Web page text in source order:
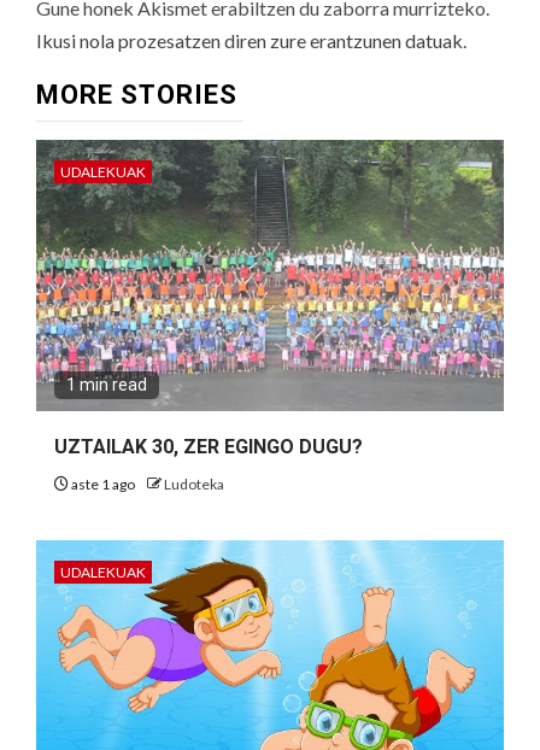
Gune honek Akismet erabiltzen du zaborra murrizteko.
Ikusi nola prozesatzen diren zure erantzunen datuak.
MORE STORIES
UDALEKUAK
1 min read
UZTAILAK 30, ZER EGINGO DUGU?
aste 1 ago Ludoteka
UDALEKUAK